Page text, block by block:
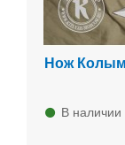
Нож
В наличии